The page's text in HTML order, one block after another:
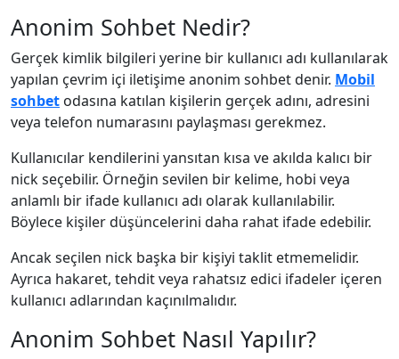
Anonim Sohbet Nedir?
Gerçek kimlik bilgileri yerine bir kullanıcı adı kullanılarak
yapılan çevrim içi iletişime anonim sohbet denir. Mobil
sohbet odasına katılan kişilerin gerçek adını, adresini
veya telefon numarasını paylaşması gerekmez.
Kullanıcılar kendilerini yansıtan kısa ve akılda kalıcı bir
nick seçebilir. Örneğin sevilen bir kelime, hobi veya
anlamlı bir ifade kullanıcı adı olarak kullanılabilir.
Böylece kişiler düşüncelerini daha rahat ifade edebilir.
Ancak seçilen nick başka bir kişiyi taklit etmemelidir.
Ayrıca hakaret, tehdit veya rahatsız edici ifadeler içeren
kullanıcı adlarından kaçınılmalıdır.
Anonim Sohbet Nasıl Yapılır?